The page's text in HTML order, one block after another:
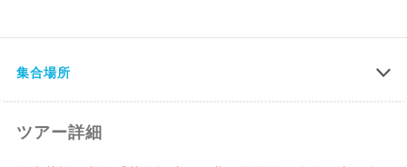
集合場所
ツアー詳細